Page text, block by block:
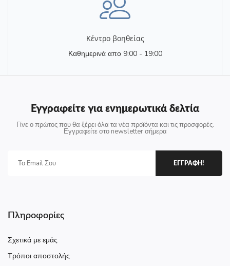
Κέντρο βοηθείας
Καθημερινά απο 9:00 - 19:00
Εγγραφείτε για ενημερωτικά δελτία
Γίνε ο πρώτος που θα ξέρει όλα τα νέα προϊόντα και τις προσφορές.
Εγγραφείτε στο newsletter σήμερα
ΕΓΓΡΑΦΗ!
Πληροφορίες
Σχετικά με εμάς
Τρόποι αποστολής